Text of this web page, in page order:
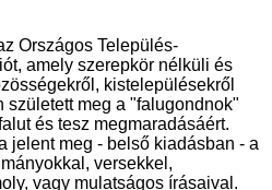
Országos Település-
amely szerepkör nélküli és
kistelepülésekről
született meg a "falugondnok"
és tesz megmaradásáért.
jelent meg - belső kiadásban - a
versekkel,
vagy mulatságos írásaival.